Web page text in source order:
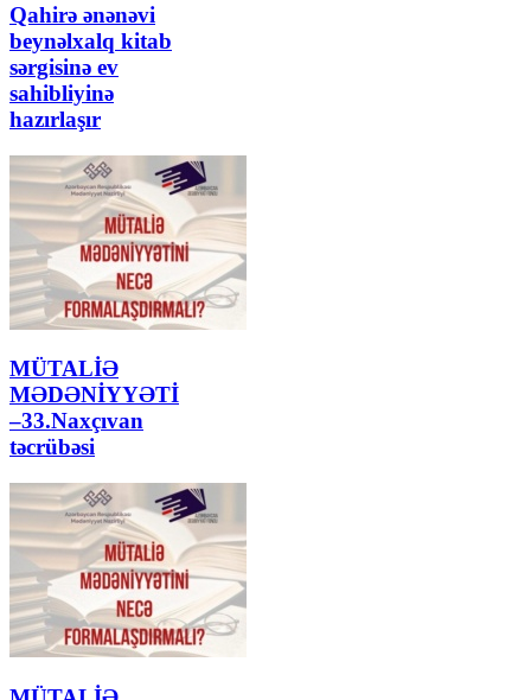
Qahirə ənənəvi
beynəlxalq kitab
sərgisinə ev
sahibliyinə
hazırlaşır
MÜTALİƏ
MƏDƏNİYYƏTİ
–33.Naxçıvan
təcrübəsi